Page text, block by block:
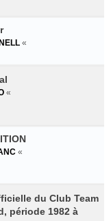
«
«
«
du Club Team
période 1982 à